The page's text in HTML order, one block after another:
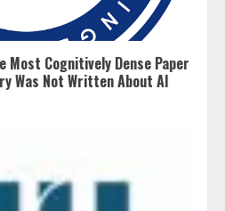
Most Cognitively Dense Paper
Was Not Written About AI